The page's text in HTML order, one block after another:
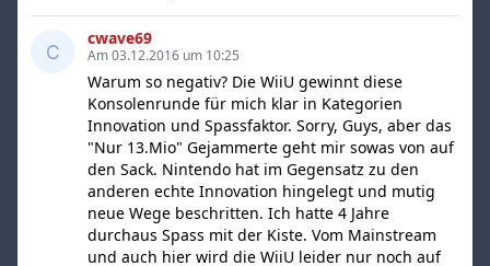
cwave69
Am 03.12.2016 um 10:25
Warum so negativ? Die WiiU gewinnt diese
Konsolenrunde für mich klar in Kategorien
Innovation und Spassfaktor. Sorry, Guys, aber das
"Nur 13.Mio" Gejammerte geht mir sowas von auf
den Sack. Nintendo hat im Gegensatz zu den
anderen echte Innovation hingelegt und mutig
neue Wege beschritten. Ich hatte 4 Jahre
durchaus Spass mit der Kiste. Vom Mainstream
und auch hier wird die WiiU leider nur noch auf